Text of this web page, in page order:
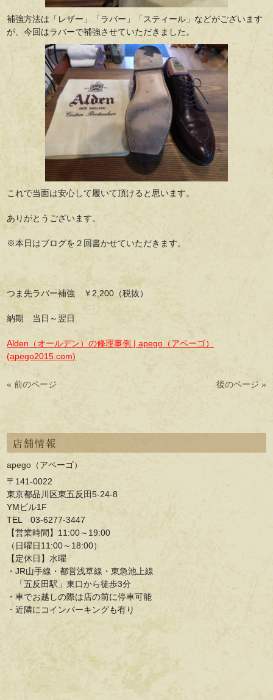
補強方法は「レザー」「ラバー」「スティール」などがございます
が、今回はラバーで補強させていただきました。
これで当面は安心して履いて頂けると思います。
ありがとうございます。
※本日はブログを２回書かせていただきます。
つま先ラバー補強 ￥2,200（税抜）
納期 当日～翌日
Alden（オールデン）の修理事例 | apego（アペーゴ）
(apego2015.com)
« 前のページ 後のページ »
店舗情報
apego（アペーゴ）
〒141-0022
東京都品川区東五反田5-24-8
YMビル1F
TEL 03-6277-3447
【営業時間】11:00～19:00
（日曜日11:00～18:00）
【定休日】水曜
・JR山手線・都営浅草線・東急池上線
「五反田駅」東口から徒歩3分
・車でお越しの際は店の前に停車可能
・近隣にコインパーキングも有り